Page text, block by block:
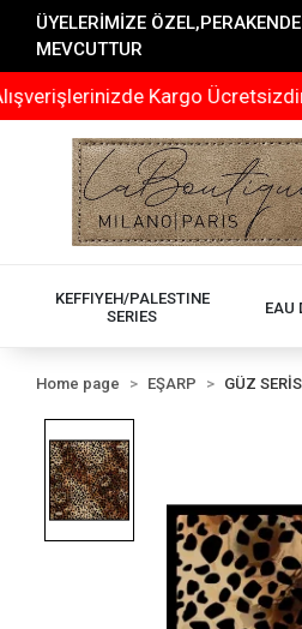
ÜYELERİMİZE
MEVCUTTUR
Kargo Ücretsizdir
KEFFIYEH/PALESTINE
SERIES
EAU
Home page EŞARP GÜZ